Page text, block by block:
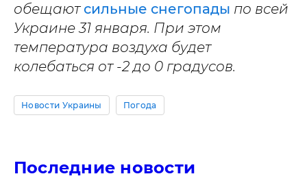
обещают сильные снегопады по всей
Украине 31 января. При этом
температура воздуха будет
колебаться от -2 до 0 градусов.
Новости Украины Погода
Последние новости